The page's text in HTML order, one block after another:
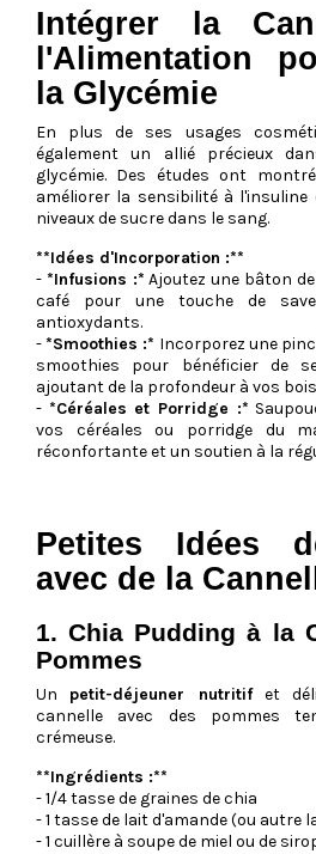
Intégrer la
l'Alimentation
la Glycémie
En plus de ses usages
également un allié précieux
glycémie. Des études ont
améliorer la sensibilité à
niveaux de sucre dans le sang.
**Idées d'Incorporation :**
- *Infusions :* Ajoutez une bâton
café pour une touche de
antioxydants.
-*Smoothies :* Incorporez une
smoothies pour bénéficier de
ajoutant de la profondeur à vos
- *Céréales et Porridge :*
vos céréales ou porridge du
réconfortante et un soutien à la
Petites Idées
avec de la
1. Chia Pudding à la
Pommes
Un petit-déjeuner nutritifet
cannelle avec des pommes
crémeuse.
**Ingrédients :**
- 1/4 tasse de graines de chia
- 1 tasse de lait d'amande (ou autre
- 1 cuillère à soupe de miel ou de